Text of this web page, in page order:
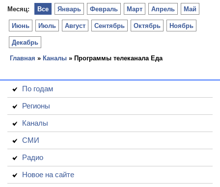
Месяц: Январь Февраль Март Апрель Май
Июнь Июль Август Сентябрь Октябрь Ноябрь
Декабрь
Все
Главная » Каналы » Программы телеканала Еда
По годам
Регионы
Каналы
СМИ
Радио
Новое на сайте